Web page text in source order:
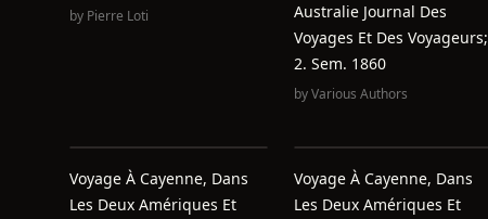
by Pierre Loti
Australie Journal Des
Voyages Et Des Voyageurs;
2. Sem. 1860
byVarious Authors
Voyage À Cayenne, Dans
Les Deux Amériques Et
Voyage À Cayenne, Dans
Les Deux Amériques Et